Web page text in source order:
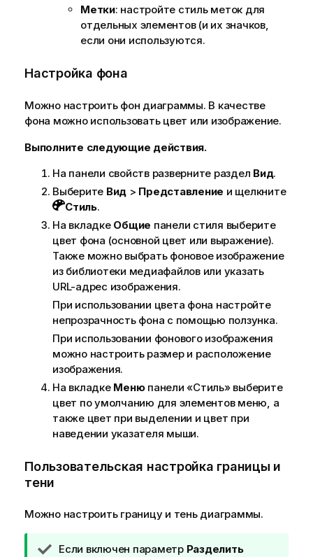
Метки: настройте стиль меток для
отдельных элементов (и их значков,
если они используются.
Настройка фона
Можно настроить фон диаграммы. В качестве
фона можно использовать цвет или изображение.
Выполните следующие действия.
На панели свойств разверните раздел Вид.
Выберите Вид > Представление и щелкните
Стиль.
На вкладке Общие панели стиля выберите
цвет фона (основной цвет или выражение).
Также можно выбрать фоновое изображение
из библиотеки медиафайлов или указать
URL-адрес изображения.
При использовании цвета фона настройте
непрозрачность фона с помощью ползунка.
При использовании фонового изображения
можно настроить размер и расположение
изображения.
На вкладке Менюпанели «Стиль» выберите
цвет по умолчанию для элементов меню, а
также цвет при выделении и цвет при
наведении указателя мыши.
Пользовательская настройка границы и
тени
Можно настроить границу и тень диаграммы.
П
Если включен параметр Разделить